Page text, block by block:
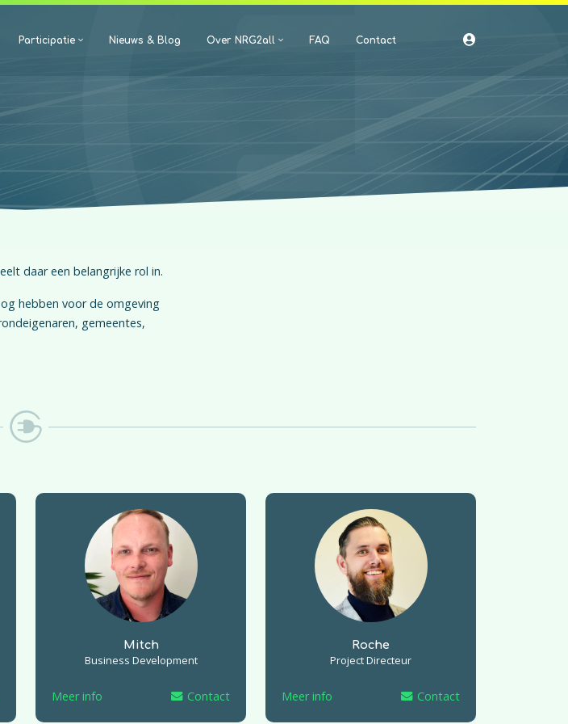
Participatie Nieuws & Blog Over NRG2all FAQ Contact
daar een belangrijke rol in.
hebben voor de omgeving
gemeentes,
Mitch
Business Development
Meer info Contact
Roche
Project Directeur
Meer info Contact